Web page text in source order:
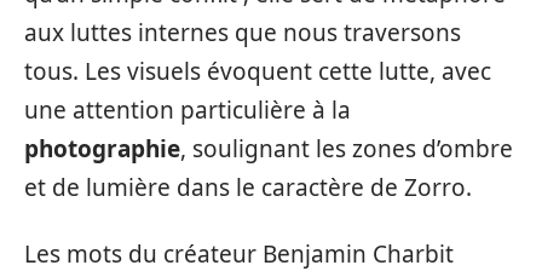
aux luttes internes que nous traversons
tous. Les visuels évoquent cette lutte, avec
une attention particulière à la
photographie, soulignant les zones d’ombre
et de lumière dans le caractère de Zorro.
Les mots du créateur Benjamin Charbit